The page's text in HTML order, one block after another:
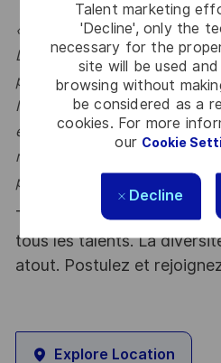
Talent marketing
'Decline', only the
necessary for the
site will be used
browsing without
be considered as a
cookies. For more
our Cookie
Decline
« Nous souhaitons cultiver un
Delivery qui garantit
professionnelle et innovante
Nous favorisons l’entraide,
et le partage de nos
retrouvez dans cette ambition
pas à nous rencontrer ! »
Thales, entreprise Handi-
tous les talents. La
atout. Postulez et
Explore Location